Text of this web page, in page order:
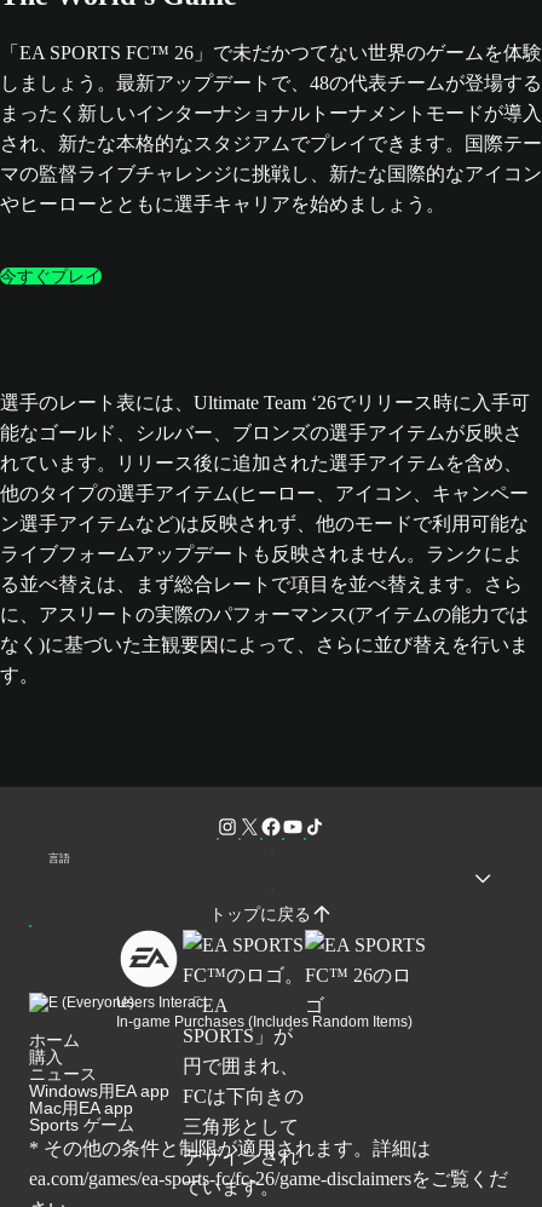
「EA SPORTS FC™ 26」で未だかつてない世界のゲームを体験
しましょう。最新アップデートで、48の代表チームが登場する
まったく新しいインターナショナルトーナメントモードが導入
され、新たな本格的なスタジアムでプレイできます。国際テー
マの監督ライブチャレンジに挑戦し、新たな国際的なアイコン
やヒーローとともに選手キャリアを始めましょう。
今すぐプレイ
選手のレート表には、Ultimate Team ‘26でリリース時に入手可
能なゴールド、シルバー、ブロンズの選手アイテムが反映さ
れています。リリース後に追加された選手アイテムを含め、
他のタイプの選手アイテム(ヒーロー、アイコン、キャンペー
ン選手アイテムなど)は反映されず、他のモードで利用可能な
ライブフォームアップデートも反映されません。ランクによ
る並べ替えは、まず総合レートで項目を並べ替えます。さら
に、アスリートの実際のパフォーマンス(アイテムの能力では
なく)に基づいた主観要因によって、さらに並び替えを行いま
す。
言語
トップに戻る
Users Interact
In-game Purchases (Includes Random Items)
ホーム
購入
ニュース
Windows用EA app
Mac用EA app
Sports ゲーム
* その他の条件と制限が適用されます。詳細は
ea.com/games/ea-sports-fc/fc-26/game-disclaimersをご覧くだ